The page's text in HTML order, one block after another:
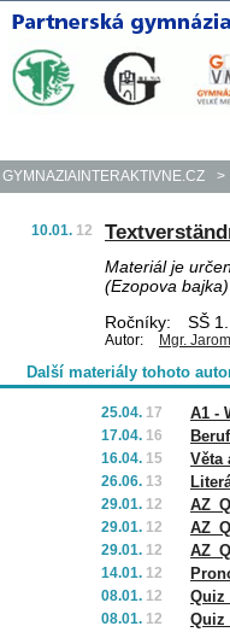
GYMNAZIAINTERAKTIVNE.CZ >
10.01. 12
Materiál je
(Ezopova
Ročníky:
SŠ
Autor: Mgr.
Další materiály tohoto
25.04. 17 A1 -
17.04. 16
16.04. 15 Věta
26.06. 13
29.01. 12
29.01. 12
29.01. 12
14.01. 12
08.01. 12 Quiz
08.01. 12 Quiz